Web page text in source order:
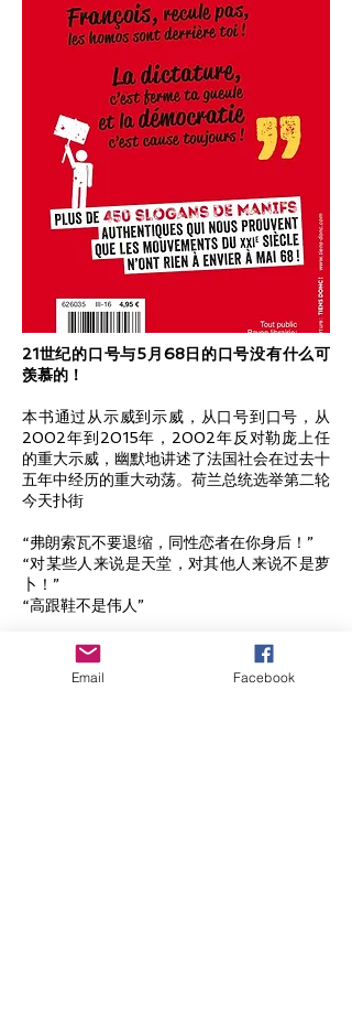
21世纪的口号与5月68日的口号没有什么可
羡慕的！
本书通过从示威到示威，从口号到口号，从
2002年到2015年，2002年反对勒庞上任
的重大示威，幽默地讲述了法国社会在过去十
五年中经历的重大动荡。荷兰总统选举第二轮
今天扑街
“弗朗索瓦不要退缩，同性恋者在你身后！”
“对某些人来说是天堂，对其他人来说不是萝
卜！”
“高跟鞋不是伟人”
Email Facebook